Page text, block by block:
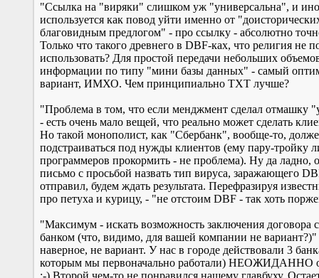
"Ссылка на "виряки" слишком уж "универсальна", и
используется как повод уйти именно от
благовидным предлогом" - про ссылку - абсолютно
Только что такого древнего в DBF-ках, что религия не
использовать? Для простой передачи небольших
информации по типу "мини базы данных" - самый
вариант, ИМХО. Чем принципиально TXT лучше?
"Проблема в том, что если менджмент сделал отмашку
- есть очень мало вещей, что реально может сделать
Но такой монополист, как "Сбербанк", вообще-то,
подстраиваться под нужды клиентов (ему пару-тройку
программеров прокормить - не проблема). Ну да ладно,
письмо с просьбой назвать тип вируса, заражающего
отправил, будем ждать результата. Перефразируя
про петуха и курицу, - "не отстоим DBF - так хоть
"Максимум - искать возможность заключения договора
банком (что, видимо, для вашей компании не вариант?)"
наверное, не вариант. У нас в городе действовали 3
которым мы первоначально работали) НЕОЖИДАННО
;-) Второй чем-то не понравился нашему главбуху.